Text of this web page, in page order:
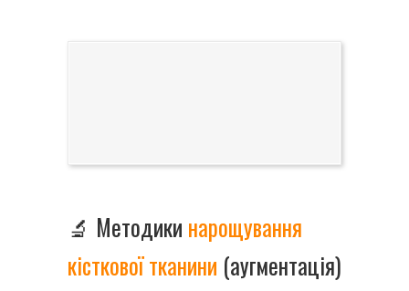
🔬 Методики нарощування
кісткової тканини (аугментація)